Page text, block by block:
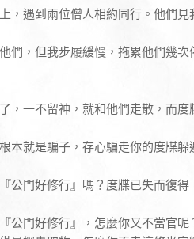
，遇到兩位僧人相約同行。他們
們，但我步履緩慢，拖累他們幾
，一不留神，就和他們走散，而度
本就是騙子，存心騙走你的度牒躲
公門好修行』嗎？度牒已失而復得
公門好修行』，怎麼你又不當官